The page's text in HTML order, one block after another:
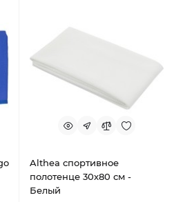
Althea спортивное
полотенце 30х80 см -
Белый